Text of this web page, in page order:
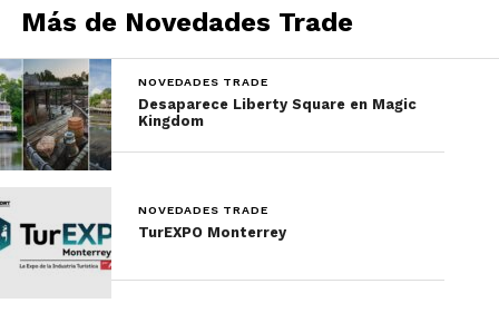
El gran potencial de Apple
Leisure Group
Más de Novedades Trade
NOVEDADES TRADE
Desaparece Liberty Square en Magic
Kingdom
NOVEDADES TRADE
TurEXPO Monterrey